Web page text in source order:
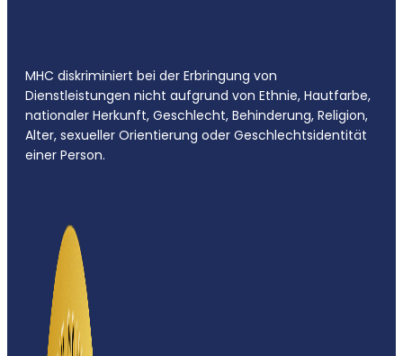
MHC diskriminiert bei der Erbringung von
Dienstleistungen nicht aufgrund von Ethnie, Hautfarbe,
nationaler Herkunft, Geschlecht, Behinderung, Religion,
Alter, sexueller Orientierung oder Geschlechtsidentität
einer Person.